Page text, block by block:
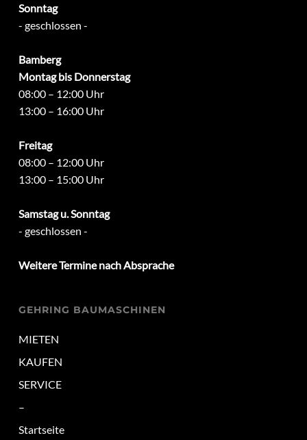
Sonntag
- geschlossen -
Bamberg
Montag bis Donnerstag
08:00 – 12:00 Uhr
13:00 – 16:00 Uhr
Freitag
08:00 – 12:00 Uhr
13:00 – 15:00 Uhr
Samstag u. Sonntag
- geschlossen -
Weitere Termine nach Absprache
GEHRING BAUMASCHINEN
MIETEN
KAUFEN
SERVICE
–
Startseite